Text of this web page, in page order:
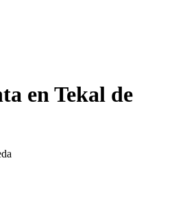
en Tekal de